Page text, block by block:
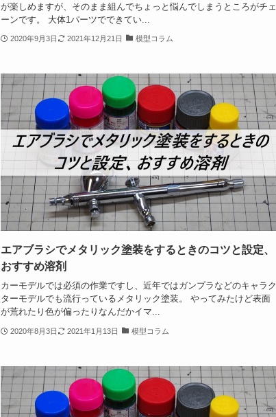
が楽しめますが、そのまま組んでちょっと悩んでしまうところがチェ
ーンです。 大体1パーツでできてい...
2020年9月3日 2021年12月21日 模型コラム
エアブラシでメタリック塗装をするときのコツと設定、
おすすめ溶剤
カーモデルでは必須の作業ですし、近年ではガンプラなどのキャラク
ターモデルでも流行っているメタリック塗装。 やってみたけど表面
が荒れたり色が偏ったりなんだかイマ...
2020年8月3日 2021年1月13日 模型コラム